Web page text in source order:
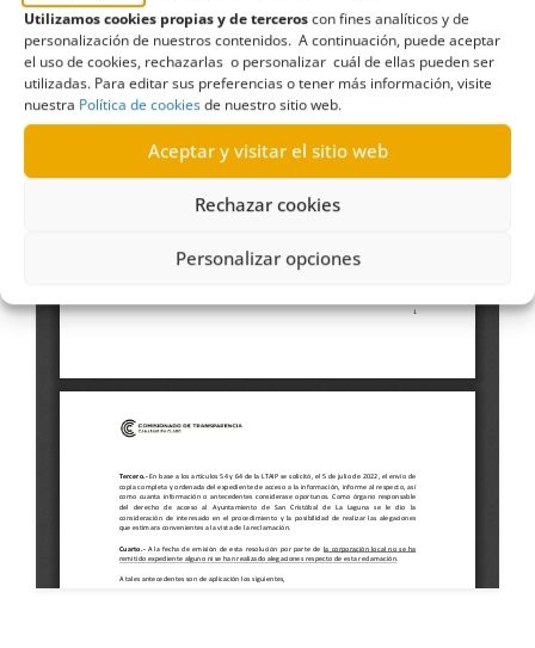
Utilizamos cookies propias y de terceroscon fines analíticos y de
personalización de nuestros contenidos. A continuación, puede aceptar
el uso de cookies, rechazarlas o personalizar cuál de ellas pueden ser
utilizadas. Para editar sus preferencias o tener más información, visite
nuestra Política de cookiesde nuestro sitio web.
Aceptar y visitar el sitio web
Rechazar cookies
Personalizar opciones